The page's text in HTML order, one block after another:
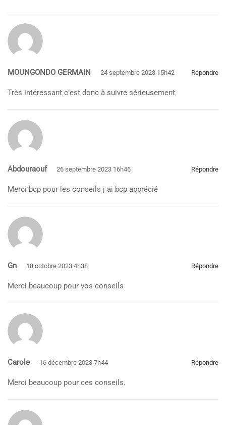
MOUNGONDO GERMAIN 24 septembre 2023 15h42 Répondre
Très intéressant c’est donc à suivre sérieusement
Abdouraouf 26 septembre 2023 16h46 Répondre
Merci bcp pour les conseils j ai bcp apprécié
Gn 18 octobre 2023 4h38 Répondre
Merci beaucoup pour vos conseils
Carole 16 décembre 2023 7h44 Répondre
Merci beaucoup pour ces conseils.